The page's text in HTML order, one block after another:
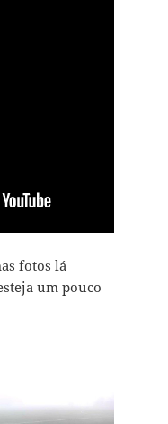
fotos lá
um pouco